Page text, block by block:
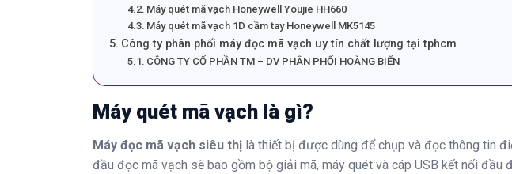
Máy quét mã vạch Honeywell Youjie HH660
Máy quét mã vạch 1D cầm tay Honeywell MK5145
Công ty phân phối máy đọc mã vạch uy tín chất lượng tại tphcm
CÔNG TY CỔ PHẦN TM – DV PHÂN PHỐI HOÀNG BIỂN
Máy quét mã vạch là gì?
Máy đọc mã vạch siêu thị là thiết bị được dùng để chụp và đọc thông tin
đầu đọc mã vạch sẽ bao gồm bộ giải mã, máy quét và cáp USB kết nối đầu